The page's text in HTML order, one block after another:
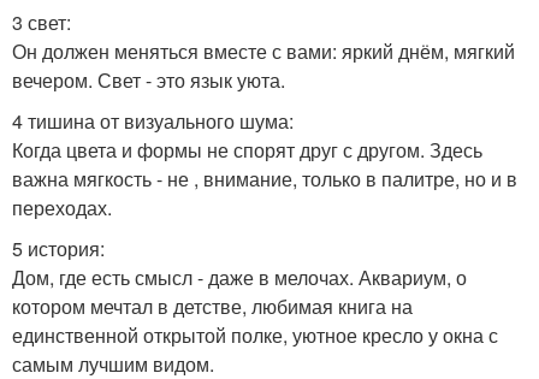
3 свет:
Он должен меняться вместе с вами: яркий днём, мягкий
вечером. Свет - это язык уюта.
4 тишина от визуального шума:
Когда цвета и формы не спорят друг с другом. Здесь
важна мягкость - не , внимание, только в палитре, но и в
переходах.
5 история:
Дом, где есть смысл - даже в мелочах. Аквариум, о
котором мечтал в детстве, любимая книга на
единственной открытой полке, уютное кресло у окна с
самым лучшим видом.